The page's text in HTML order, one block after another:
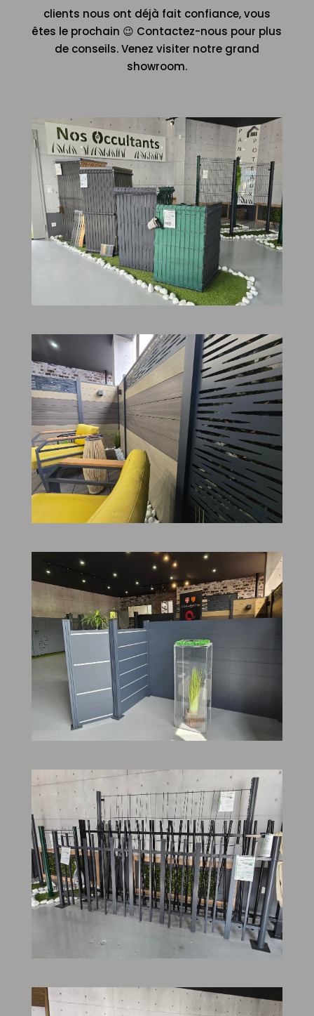
clients nous ont déjà fait confiance, vous
êtes le prochain 😉 Contactez-nous pour plus
de conseils. Venez visiter notre grand
showroom.